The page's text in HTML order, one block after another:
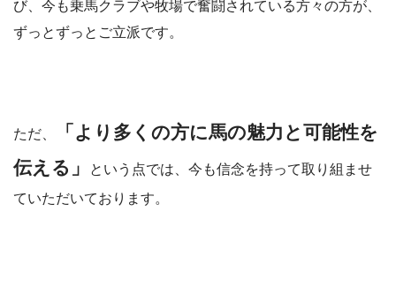
び、今も乗馬クラブや牧場で奮闘されている方々の方が、
ずっとずっとご立派です。
ただ、
「より多くの方に馬の魅力と可能性を
伝える」
という点では、今も信念を持って取り組ませ
ていただいております。